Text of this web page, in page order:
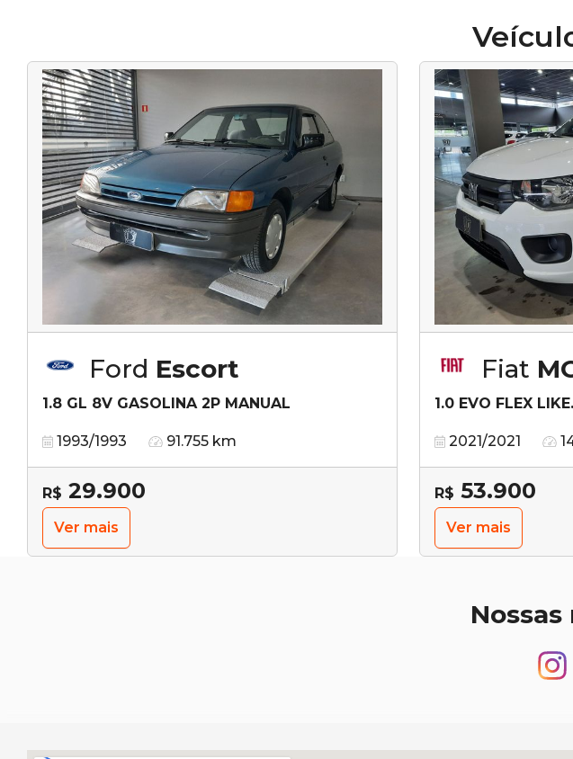
Ford Escort
1.8 GL 8V GASOLINA 2P MANUAL
1993/1993 91.755 km
R$ 29.900
Ver mais
Fiat
1.0 EVO FLEX
2021/2021
R$ 53.900
Ver mais